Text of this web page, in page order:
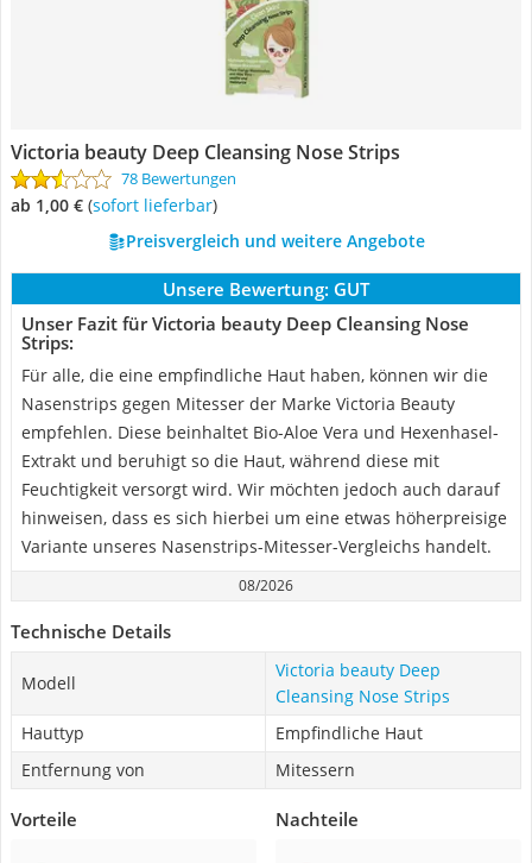
Victoria beauty Deep Cleansing Nose Strips
78 Bewertungen
ab 1,00 € ( Sofort lieferbar)
Preisvergleich und weitere Angebote
Unsere Bewertung: GUT
Unser Fazit für Victoria beauty Deep Cleansing Nose
Strips:
Für alle, die eine empfindliche Haut haben, können wir die
Nasenstrips gegen Mitesser der Marke Victoria Beauty
empfehlen. Diese beinhaltet Bio-Aloe Vera und Hexenhasel-
Extrakt und beruhigt so die Haut, während diese mit
Feuchtigkeit versorgt wird. Wir möchten jedoch auch darauf
hinweisen, dass es sich hierbei um eine etwas höherpreisige
Variante unseres Nasenstrips-Mitesser-Vergleichs handelt.
08/2026
Technische Details
Modell
Victoria beauty Deep
Cleansing Nose Strips
Hauttyp
Empfindliche Haut
Entfernung von
Mitessern
Vorteile Nachteile